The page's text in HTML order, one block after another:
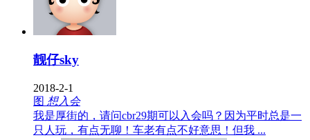
靓仔sky
2018-2-1
图 想入会
我是厚街的，请问cbr29期可以入会吗？因为平时总是一
只人玩，有点无聊！车老有点不好意思！但我 ...